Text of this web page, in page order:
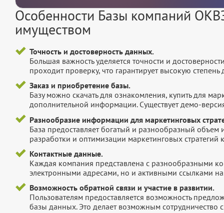
Особенности Базы компаний
имуществом
Точность и достоверность данных.
Большая важность уделяется точности и
проходит проверку, что гарантирует высокую
Заказ и приобретение базы.
Базу можно скачать для ознакомления, купить для
дополнительной информации. Существует демо-
Разнообразие информации для маркетинговых
База предоставляет богатый и разнообразный
разработки и оптимизации маркетинговых стратегий
Контактные данные.
Каждая компания представлена с разнообразными
электронными адресами, но и активными ссылками
Возможность обратной связи и участие в развитии.
Пользователям предоставляется возможность
базы данных. Это делает возможным сотрудничество